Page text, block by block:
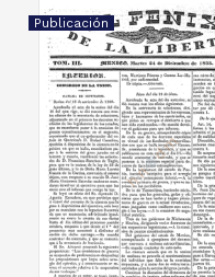
Publicación